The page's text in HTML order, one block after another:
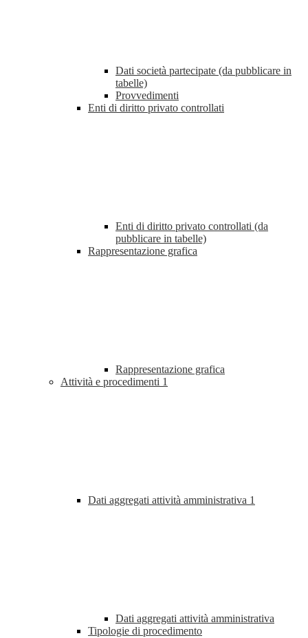
Dati società partecipate (da pubblicare in
tabelle)
Provvedimenti
Enti di diritto privato controllati
Enti di diritto privato controllati (da
pubblicare in tabelle)
Rappresentazione grafica
Rappresentazione grafica
Attività e procedimenti 1
Dati aggregati attività amministrativa 1
Dati aggregati attività amministrativa
Tipologie di procedimento